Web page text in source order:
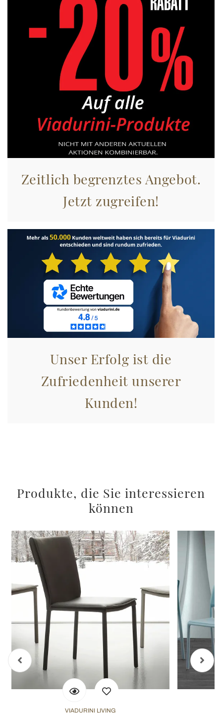
Zeitlich begrenztes Angebot.
Jetzt zugreifen!
Unser Erfolg ist die
Zufriedenheit unserer
Kunden!
Produkte, die Sie interessieren
können
VIADURINI LIVING